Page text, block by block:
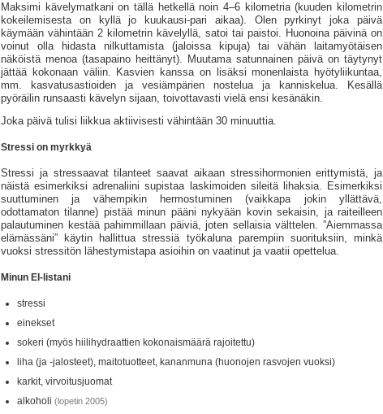
Maksimi kävelymatkani on tällä hetkellä noin 4–6 kilo­metria (kuuden kilo­metrin
kokeilemisesta on kyllä jo kuukausi-pari aikaa). Olen pyrkinyt joka päivä
käymään vähintään 2 kilometrin kävelyllä, satoi tai paistoi. Huonoina päivinä on
voinut olla hidasta nilkuttamista (jaloissa kipuja) tai vähän laitamyötäisen
näköistä menoa (tasapaino heittänyt). Muutama satunnainen päivä on täytynyt
jättää kokonaan väliin. Kasvien kanssa on lisäksi monenlaista hyötyliikuntaa,
mm. kasvatusastioiden ja vesiämpärien nostelua ja kanniskelua. Kesällä
pyöräilin runsaasti kävelyn sijaan, toivottavasti vielä ensi kesänäkin.
Joka päivä tulisi liikkua aktiivisesti vähintään 30 minuuttia.
Stressi on myrkkyä
Stressi ja stressaavat tilanteet saavat aikaan stressihormonien erittymistä, ja
näistä esimerkiksi adrenaliini supistaa laskimoiden sileitä lihaksia. Esimerkiksi
suuttuminen ja vähempikin hermostuminen (vaikkapa jokin yllättävä,
odottamaton tilanne) pistää minun pääni nykyään kovin sekaisin, ja raiteilleen
palautuminen kestää pahimmillaan päiviä, joten sellaisia välttelen. ”Aiemmassa
elämässäni” käytin hallittua stressiä työkaluna parempiin suorituksiin, minkä
vuoksi stressitön lähestymistapa asioihin on vaatinut ja vaatii opettelua.
Minun EI-listani
stressi
einekset
sokeri (myös hiilihydraattien kokonaismäärä rajoitettu)
liha (ja -jalosteet), maitotuotteet, kananmuna (huonojen rasvojen vuoksi)
karkit, virvoitusjuomat
alkoholi (lopetin 2005)